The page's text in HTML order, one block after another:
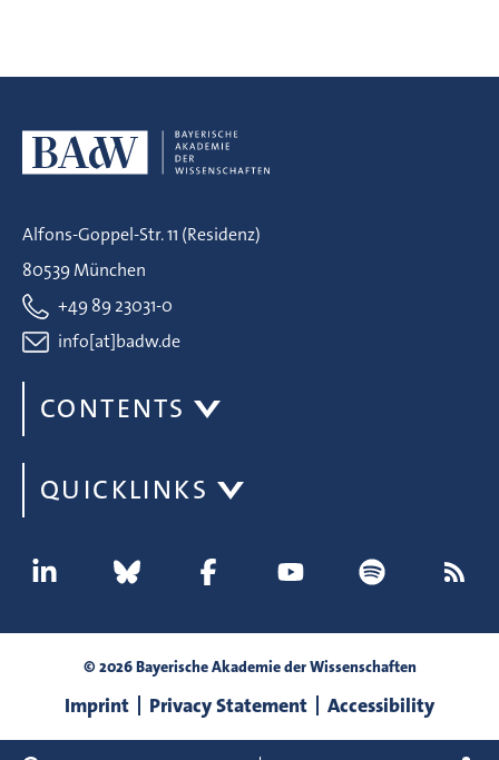
Alfons-Goppel-Str. 11 (Residenz)
80539 München
+49 89 23031-0
info[at]badw.de
CONTENTS
QUICKLINKS
© 2026 Bayerische Akademie der Wissenschaften
Imprint Privacy Statement Accessibility